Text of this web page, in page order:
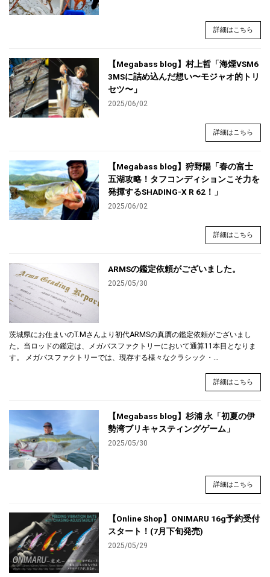
詳細はこちら
【Megabass blog】村上哲「海煙VSM6
3MSに詰め込んだ想い〜モジャオ的トリ
セツ〜」
2025/06/02
詳細はこちら
【Megabass blog】狩野陽「春の富士
五湖攻略！タフコンディションこそ力を
発揮するSHADING-X R 62！」
2025/06/02
詳細はこちら
ARMSの鑑定依頼がございました。
2025/05/30
茨城県にお住まいのT.Mさんより初代ARMSの真贋の鑑定依頼がございまし
た。当ロッドの鑑定は、メガバスファクトリーにおいて通算11本目となりま
す。 メガバスファクトリーでは、現存する様々なクラシック・…
詳細はこちら
【Megabass blog】杉浦 永「初夏の伊
勢湾ブリキャスティングゲーム」
2025/05/30
詳細はこちら
【Online Shop】ONIMARU 16g予約受付
スタート！(7月下旬発売)
2025/05/29